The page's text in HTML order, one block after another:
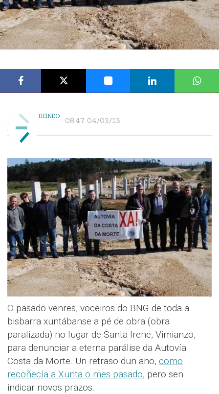
DEINDO 08:47 04/03/13
O pasado venres, voceiros do BNG de toda a
bisbarra xuntábanse a pé de obra (obra
paralizada) no lugar de Santa Irene, Vimianzo,
para denunciar a eterna parálise da Autovía
Costa da Morte. Un retraso dun ano, como
recoñecía a Xunta o mes pasado, pero sen
indicar novos prazos.